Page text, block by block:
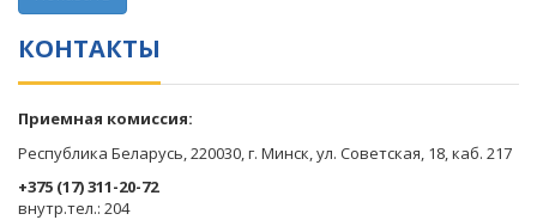
КОНТАКТЫ
Приемная комиссия:
Республика Беларусь, 220030, г. Минск, ул. Советская, 18, каб. 217
+375 (17) 311-20-72
​внутр.тел.: 204